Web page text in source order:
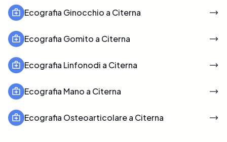
Ecografia Ginocchio a Citerna
Ecografia Gomito a Citerna
Ecografia Linfonodi a Citerna
Ecografia Mano a Citerna
Ecografia Osteoarticolare a Citerna